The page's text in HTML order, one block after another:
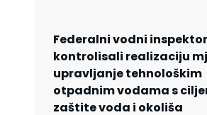
Federalni vodni
kontrolisali realizaciju
upravljanje tehnološkim
otpadnim vodama s
zaštite voda i okoliša